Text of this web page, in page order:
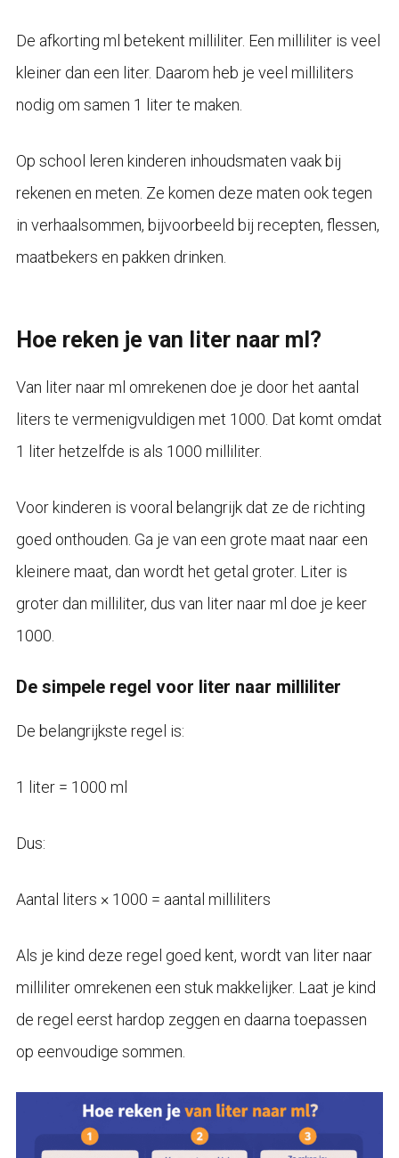
De afkorting ml betekent milliliter. Een milliliter is veel
kleiner dan een liter. Daarom heb je veel milliliters
nodig om samen 1 liter te maken.
Op school leren kinderen inhoudsmaten vaak bij
rekenen en meten. Ze komen deze maten ook tegen
in verhaalsommen, bijvoorbeeld bij recepten, flessen,
maatbekers en pakken drinken.
Hoe reken je van liter naar ml?
Van liter naar ml omrekenen doe je door het aantal
liters te vermenigvuldigen met 1000. Dat komt omdat
1 liter hetzelfde is als 1000 milliliter.
Voor kinderen is vooral belangrijk dat ze de richting
goed onthouden. Ga je van een grote maat naar een
kleinere maat, dan wordt het getal groter. Liter is
groter dan milliliter, dus van liter naar ml doe je keer
1000.
De simpele regel voor liter naar milliliter
De belangrijkste regel is:
1 liter = 1000 ml
Dus:
Aantal liters × 1000 = aantal milliliters
Als je kind deze regel goed kent, wordt van liter naar
milliliter omrekenen een stuk makkelijker. Laat je kind
de regel eerst hardop zeggen en daarna toepassen
op eenvoudige sommen.